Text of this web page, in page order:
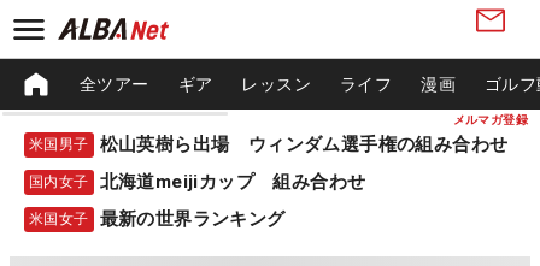
メルマガ登録
全ツアー ギア レッスン ライフ 漫画 ゴル
米国男子 松山英樹ら出場 ウィンダム選手権の組み合わせ
国内女子 北海道meijiカップ 組み合わせ
米国女子 最新の世界ランキング